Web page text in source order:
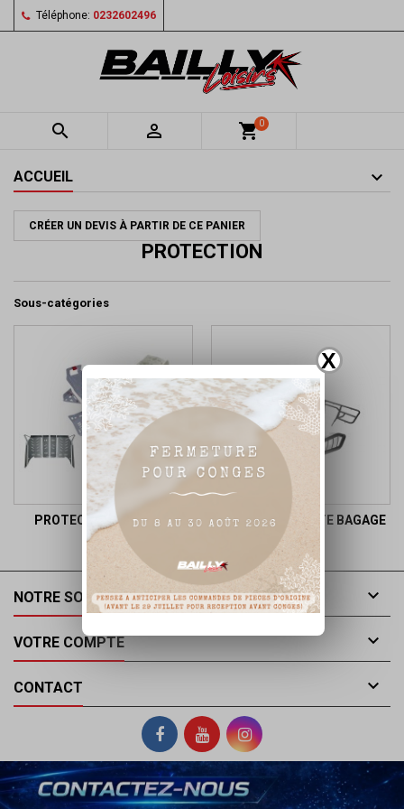
X
Téléphone: 0232602496
  shopping_cart0
ACCUEIL
CRÉER UN DEVIS À PARTIR DE CE PANIER
PROTECTION
Sous-catégories
PROTECTION CHASSIS BUMPER ET PORTE BAGAGE
NOTRE SOCIÉTÉ 
VOTRE COMPTE 
CONTACT 